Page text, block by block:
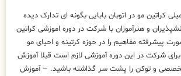
کراتین مو در اتوبان بابایی بگونه ای تدارک دیده
و هنرآموزان با شرکت در دوره اموزشی کراتین
پیشرفته مفاهیم را در حوزه کرتینه و احیای مو
شرکت در این دوره آموزشی لازم است قبلا آموزش
و توکن را پشت سر گذاشته باشید. – آموزش